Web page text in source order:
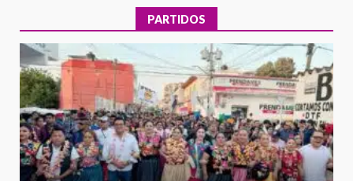
30 julio 2026
4
presencia institucional en San
Juan Mazatlán
20 julio 2026
Sanciona Municipio de Oaxaca
de Juárez caso de maltrato
animal tras denuncia ciudadana
PARTIDOS